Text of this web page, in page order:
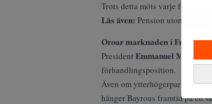
Trots detta möts varje försök till
Läs även: Pension utomlands:
Oroar marknaden i Frankrike
President Emmanuel Macrons
förhandlingsposition.
Även om ytterhögerpartiet
hänger Bayrous framtid på en